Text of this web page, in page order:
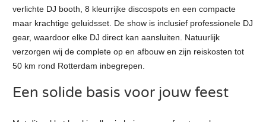
verlichte DJ booth, 8 kleurrijke discospots en een compacte
maar krachtige geluidsset. De show is inclusief professionele DJ
gear, waardoor elke DJ direct kan aansluiten. Natuurlijk
verzorgen wij de complete op en afbouw en zijn reiskosten tot
50 km rond Rotterdam inbegrepen.
Een solide basis voor jouw feest